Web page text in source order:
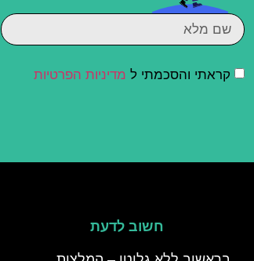
קראתי והסכמתי ל מדיניות הפרטיות
חשוב לדעת